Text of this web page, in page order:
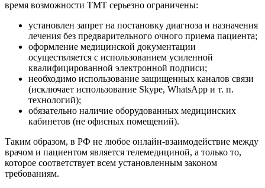
время возможности ТМТ серьезно ограничены:
установлен запрет на постановку диагноза и назначения
лечения без предварительного очного приема пациента;
оформление медицинской документации
осуществляется с использованием усиленной
квалифицированной электронной подписи;
необходимо использование защищенных каналов связи
(исключает использование Skype, WhatsApp и т. п.
технологий);
обязательно наличие оборудованных медицинских
кабинетов (не офисных помещений).
Таким образом, в РФ не любое онлайн-взаимодействие между
врачом и пациентом является телемедициной, а только то,
которое соответствует всем установленным законом
требованиям.